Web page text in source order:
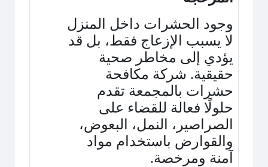
وجود الحشرات داخل المنزل
لا يسبب الإزعاج فقط، بل قد
يؤدي إلى مخاطر صحية
حقيقية. شركة مكافحة
حشرات بالمجمعة تقدم
حلولًا فعالة للقضاء على
الصراصير، النمل، البعوض،
والقوارض باستخدام مواد
آمنة ومرخصة.